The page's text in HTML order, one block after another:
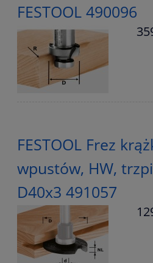
FESTOOL 490096
FESTOOL Frez
wpustów, HW,
D40x3 491057